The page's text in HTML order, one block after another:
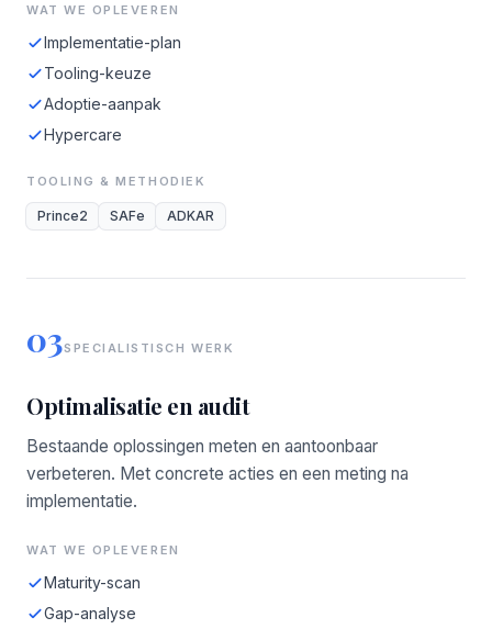
WAT WE OPLEVEREN
Implementatie-plan
Tooling-keuze
Adoptie-aanpak
Hypercare
TOOLING & METHODIEK
Prince2 SAFe ADKAR
03SPECIALISTISCH WERK
Optimalisatie en audit
Bestaande oplossingen meten en aantoonbaar
verbeteren. Met concrete acties en een meting na
implementatie.
WAT WE OPLEVEREN
Maturity-scan
Gap-analyse